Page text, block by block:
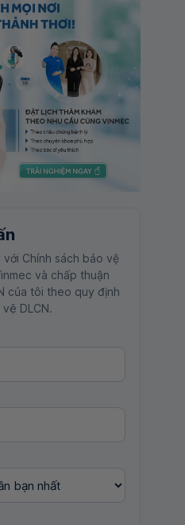
Chính sách bảo vệ
và chấp thuận
của tôi theo quy định
DLCN.